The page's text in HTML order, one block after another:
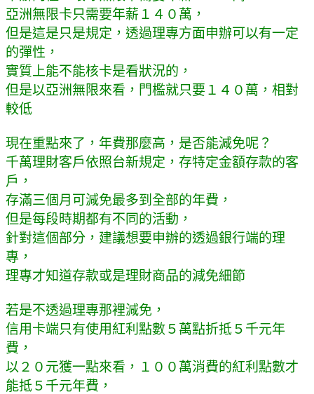
亞洲無限卡只需要年薪１４０萬，
但是這是只是規定，透過理專方面申辦可以有一定
的彈性，
實質上能不能核卡是看狀況的，
但是以亞洲無限來看，門檻就只要１４０萬，相對
較低
現在重點來了，年費那麼高，是否能減免呢？
千萬理財客戶依照台新規定，存特定金額存款的客
戶，
存滿三個月可減免最多到全部的年費，
但是每段時期都有不同的活動，
針對這個部分，建議想要申辦的透過銀行端的理
專，
理專才知道存款或是理財商品的減免細節
若是不透過理專那裡減免，
信用卡端只有使用紅利點數５萬點折抵５千元年
費，
以２０元獲一點來看，１００萬消費的紅利點數才
能抵５千元年費，